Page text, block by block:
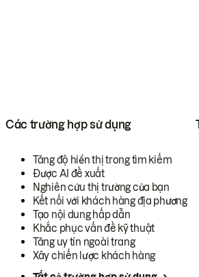
Các trường hợp sử dụng
Tăng độ hiển thị trong tìm kiếm
Được AI đề xuất
Nghiên cứu thị trường của bạn
Kết nối với khách hàng địa phương
Tạo nội dung hấp dẫn
Khắc phục vấn đề kỹ thuật
Tăng uy tín ngoài trang
Xây chiến lược khách hàng